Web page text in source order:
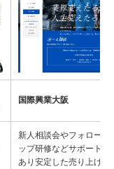
国際興業大阪
新人相談会やフォローア
ップ研修などサポートが
あり安定した売り上げを